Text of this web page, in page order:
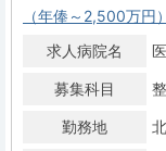
（年俸～2,500万円
求人病院名
募集科目
勤務地